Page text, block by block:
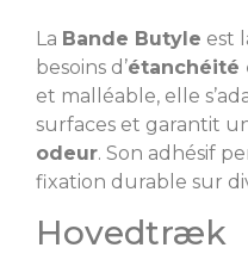
La Bande Butyle est
besoins d’étanchéité
et malléable, elle
surfaces et garantit
odeur. Son adhésif
fixation durable sur
Hovedtræk